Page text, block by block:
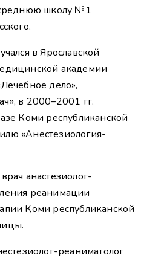
школу №1
в Ярославской
академии
дело»,
в 2000–2001 гг.
Коми республиканской
«Анестезиология-
анастезиолог-
реанимации
Коми республиканской
реаниматолог